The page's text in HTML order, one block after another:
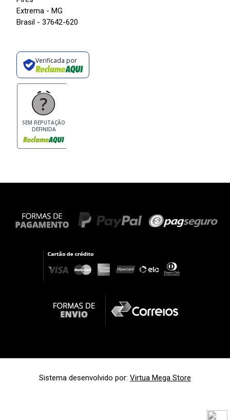
Extrema - MG
Brasil - 37642-620
Verificada por
SEM REPUTAÇÃO
DEFINIDA
Sistema desenvolvido por: Virtua Mega Store